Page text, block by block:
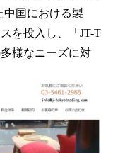
中国における製
を投入し、「JT-T
様なニーズに対